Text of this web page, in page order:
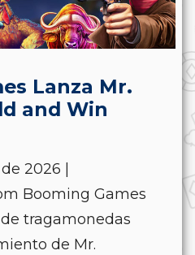
Lanza Mr.
and Win
2026 |
Booming Games
tragamonedas
de Mr.